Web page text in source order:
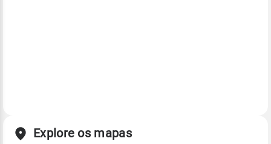
Explore os mapas